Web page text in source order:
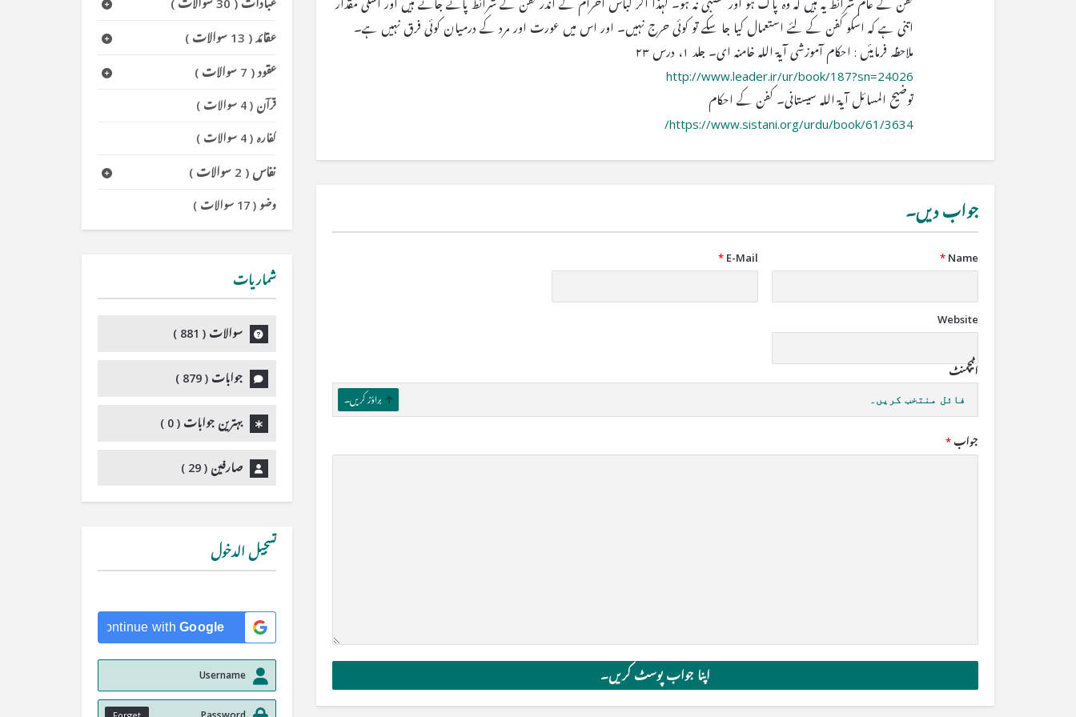
کفن کے عام شرائط یہ ہیں کہ وہ پاک ہو اور غصبی نہ ہو۔ لہذا اگر لباس احرام کے اندر کفن کے شرائط پائے جاتے ہیں اور اسکی مقدار
اتنی ہے کہ اسکو کفن کے لئے استعمال کیا جا سکے تو کوئی حرج نہیں۔ اور اس میں عورت اور مرد کے درمیان کوئی فرق نہیں ہے۔
ملاحظہ فرمایئں : احکام آموزشی آیۃ اللہ خامنہ ای۔ جلد ۱، درس ۲۳
http://www.leader.ir/ur/book/187?sn=24026
توضیح المسائل آیۃ اللہ سیستانی۔ کفن کے احکام
https://www.sistani.org/urdu/book/61/3634/
جواب دیں۔
Name
*
E-Mail
*
Website
اٹیچمنٹ
فائل منتخب کریں۔ براؤز کریں۔
جواب *
عبادات( 30 سوالات )
عقائد( 13 سوالات )
عقود( 7 سوالات )
قرآن(4 سوالات )
کفارہ(4 سوالات )
نفاس( 2 سوالات )
وضو(17 سوالات )
شماریات
سوالات ( 881
)
جوابات (879
)
بہترین جوابات (0
)
صارفین (29
)
تسجيل الدخول
Continue with Google